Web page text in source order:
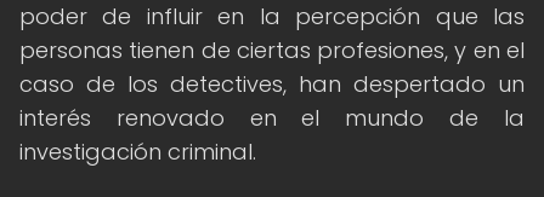
poder de influir en la percepción que las
personas tienen de ciertas profesiones, y en el
caso de los detectives, han despertado un
interés renovado en el mundo de la
investigación criminal.